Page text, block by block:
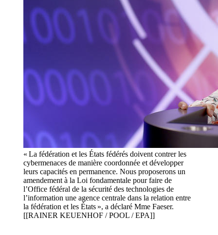
« La fédération et les États fédérés doivent contrer les
cybermenaces de manière coordonnée et développer
leurs capacités en permanence. Nous proposerons un
amendement à la Loi fondamentale pour faire de
l’Office fédéral de la sécurité des technologies de
l’information une agence centrale dans la relation entre
la fédération et les États », a déclaré Mme Faeser.
[[RAINER KEUENHOF / POOL / EPA]]